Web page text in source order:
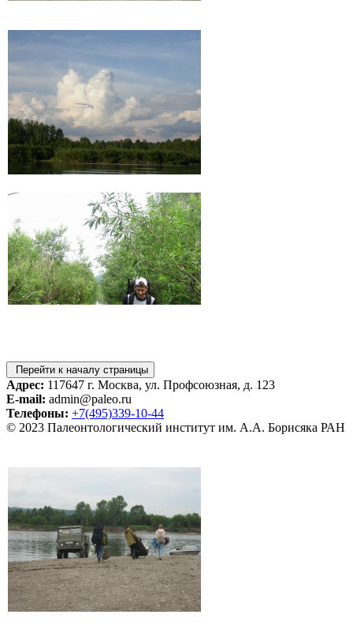
Перейти к началу страницы
Адрес: 117647 г. Москва, ул. Профсоюзная, д. 123
E-mail: admin@paleo.ru
Телефоны: +7(495)339-10-44
© 2023 Палеонтологический институт им. А.А. Борисяка РАН